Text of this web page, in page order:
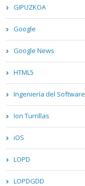
GIPUZKOA
Google
Google News
HTML5
Ingeniería del Software
Ion Turrillas
iOS
LOPD
LOPDGDD